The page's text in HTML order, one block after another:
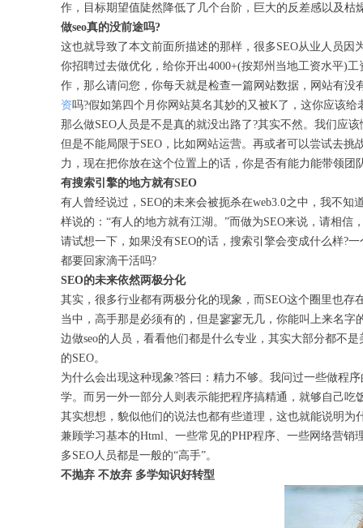
作，目标期望值陡然降低了几个台阶，巨大的反差感以及枯
做seo真的没前途吗?
这也就导致了本文前面所描述的那样，很多SEO从业人员
你招聘过去做优化，给你开出4000+(按郑州当地工资水平)
作，那么请问您，你每天就是检查一篇网站数据，网站有
资吗?假如第四个月你网站莫名其妙的又被K了，这你应该给
那么做SEO人员是不是真的就没出路了?其实不然。我们应
但是不能局限于SEO，比如网站运营。再或者可以尝试去
力，现在把你放在这个位置上的话，你是否有能力能带领团
有搜索引擎的地方就有SEO
有人曾经说过，SEO的未来会被扼杀在web3.0之中，我不
样说的：“有人的地方就有江湖。”而做为SEO来说，请相信
请试想一下，如果没有SEO的话，搜索引擎会变成什么样?
都要回家滴干活吗?
SEO的未来依然两极分化
其实，很多行业都有两极分化的现象，而SEO这个圈里也
当中，高手那是必须有的，但是寥寥无几，你能叫上来名
边做seo的人员，看看他们都是什么专业，其实大部分都不
的SEO。
为什么会出现这种现象?答曰：精力不够。我问过一些做程
学。而另一外一部分人则表示能把程序搞精通，就够自己吃
其实想想，貌似他们的说法也都有些道理，这也就能说明
兼顾学习基本的Html、一些常见的PHP程序、一些网络营
多SEO人员都是一般的“高手”。
不抛弃 不放弃 多学知识好转型